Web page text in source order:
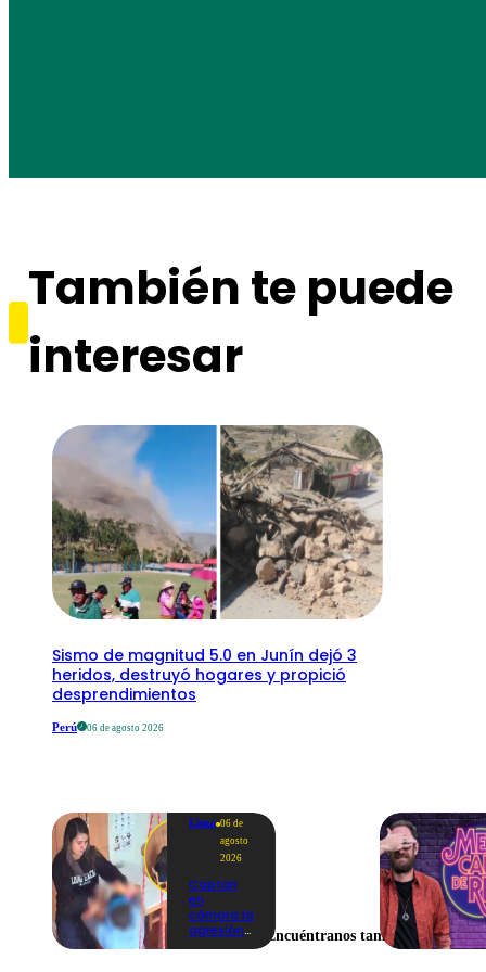
También te puede
interesar
Sismo de magnitud 5.0 en Junín dejó 3
heridos, destruyó hogares y propició
desprendimientos
Perú 06 de agosto 2026
Lima 06 de
agosto
2026
Captan
en
cámara la
agresión
Encuéntranos también en